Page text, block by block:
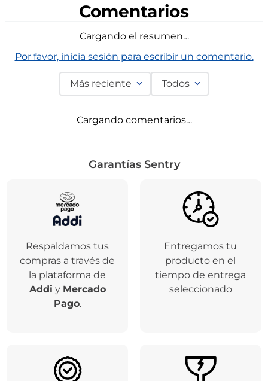
Comentarios
Cargando el resumen…
Por favor, inicia sesión para escribir un comentario.
Más reciente Todos
Cargando comentarios…
Garantías Sentry
Respaldamos tus
compras a través de
la plataforma de
Addi y Mercado
Pago.
Entregamos tu
producto en el
tiempo de entrega
seleccionado